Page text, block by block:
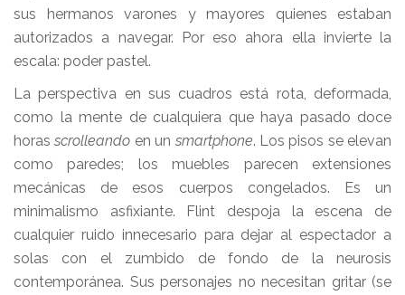
sus hermanos varones y mayores quienes estaban
autorizados a navegar. Por eso ahora ella invierte la
escala: poder pastel.
La perspectiva en sus cuadros está rota, deformada,
como la mente de cualquiera que haya pasado doce
horasscrolleando en un smartphone. Los pisos se elevan
como paredes; los muebles parecen extensiones
mecánicas de esos cuerpos congelados. Es un
minimalismo asfixiante. Flint despoja la escena de
cualquier ruido innecesario para dejar al espectador a
solas con el zumbido de fondo de la neurosis
contemporánea. Sus personajes no necesitan gritar (se